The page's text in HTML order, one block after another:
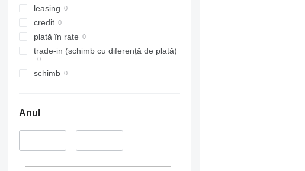
leasing
credit
plată în rate
trade-in (schimb cu diferență de plată)
schimb
Anul
–